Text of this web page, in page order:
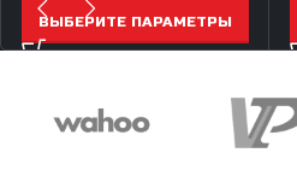
ВЫБЕРИТЕ ПАРАМЕТРЫ